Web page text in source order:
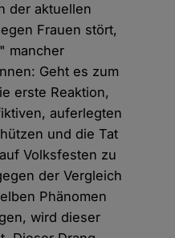
der aktuellen
Frauen stört,
mancher
Geht es zum
erste Reaktion,
auferlegten
und die Tat
Volksfesten zu
der Vergleich
Phänomen
wird dieser